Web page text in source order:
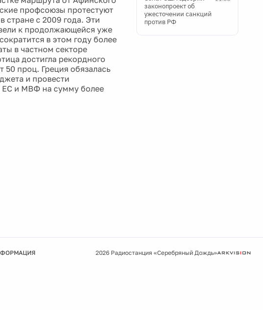
профсоюзы протестуют
стране с 2009 года. Эти
к продолжающейся уже
в этом году более
в частном секторе
достигла рекордного
50 проц. Греция обязалась
и провести
ЕС и МВФ на сумму более
законопроект об
ужесточении санкций
против РФ
2026 Радиостанция «Серебряный Дождь»